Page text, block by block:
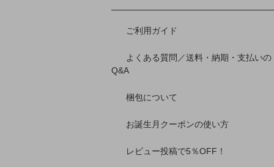
ご利用ガイド
よくある質問／送料・納期・支払いの
Q&A
梱包について
お誕生月クーポンの使い方
レビュー投稿で5％OFF！